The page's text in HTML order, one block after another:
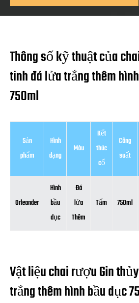
Thông số kỹ thuật của
tinh đá lửa trắng thêm
750ml
Sản
phẩm
Hình
dạng
Màu
Kết
thúc
cổ
Công
suất
Orleander
Hình
bầu
dục
Đá
lửa
Thêm
Tấm 750ml
Vật liệu chai rượu Gin
trắng thêm hình bầu dục